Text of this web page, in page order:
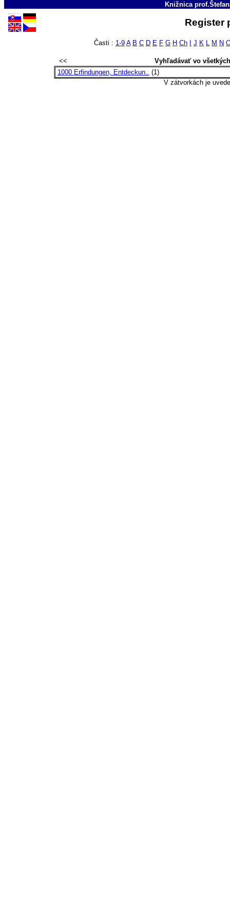
Knižnica
Register
Časti : 1-9 A B C D E F G H Ch J K L M N
<<
Vyhľadávať vo
1000 Erfindungen, Entdeckun.. (1)
V zátvorkách je